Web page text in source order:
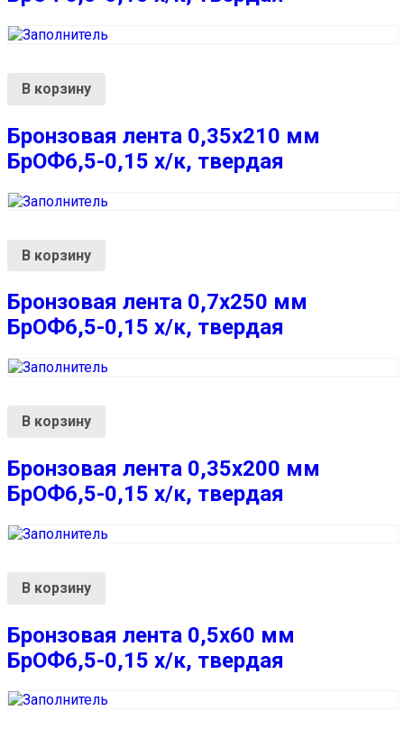
В корзину
Бронзовая лента 0,35х210 мм
БрОФ6,5-0,15 х/к, твердая
В корзину
Бронзовая лента 0,7х250 мм
БрОФ6,5-0,15 х/к, твердая
В корзину
Бронзовая лента 0,35х200 мм
БрОФ6,5-0,15 х/к, твердая
В корзину
Бронзовая лента 0,5х60 мм
БрОФ6,5-0,15 х/к, твердая